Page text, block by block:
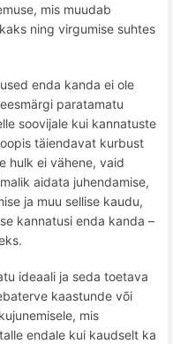
mis muudab
ning virgumise suhtes
enda kanda ei ole
paratamatu
soovijale kui kannatuste
täiendavat kurbust
hulk ei vähene, vaid
aidata juhendamise,
ja muu sellise kaudu,
kannatusi enda kanda –
ideaali ja seda toetava
kaastunde või
mis
endale kui kaudselt ka